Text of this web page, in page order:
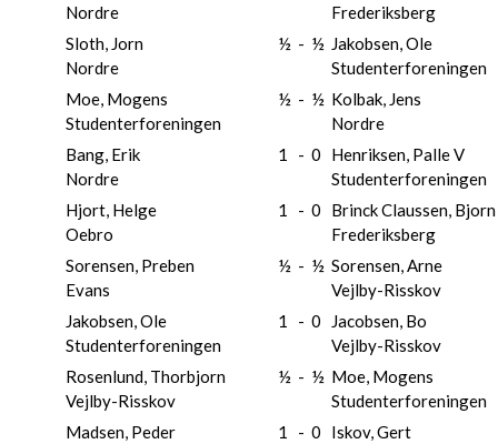
Nordre
Frederiksberg
Sloth, Jorn
Nordre
½ - ½ Jakobsen, Ole
Studenterforeningen
Moe, Mogens
Studenterforeningen
½ - ½ Kolbak, Jens
Nordre
Bang, Erik
Nordre
1 - 0
Henriksen, Palle V
Studenterforeningen
Hjort, Helge
Oebro
1 - 0
Brinck Claussen, Bjorn
Frederiksberg
Sorensen, Preben
Evans
½ - ½ Sorensen, Arne
Vejlby-Risskov
Jakobsen, Ole
Studenterforeningen
1 - 0
Jacobsen, Bo
Vejlby-Risskov
Rosenlund, Thorbjorn
Vejlby-Risskov
½ - ½ Moe, Mogens
Studenterforeningen
Madsen, Peder
1 - 0
Iskov, Gert